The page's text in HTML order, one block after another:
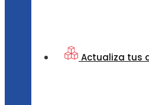
Actualiza tus